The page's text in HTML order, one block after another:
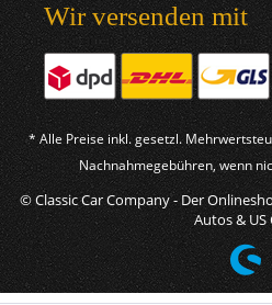
Wir versenden mit
* Alle Preise inkl. gesetzl.
Nachnahmegebühren, wenn
© Classic Car Company - Der
Autos & US